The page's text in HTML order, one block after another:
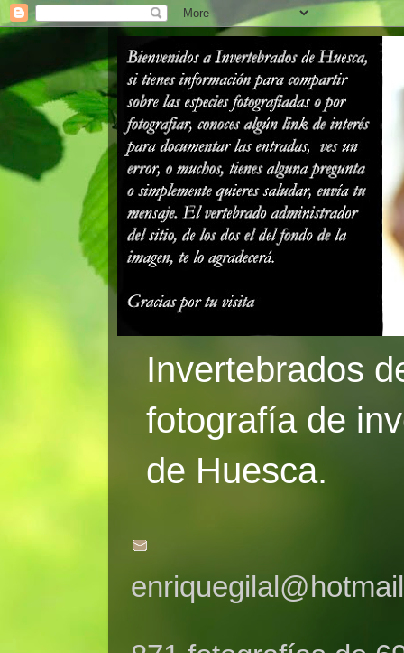
Invertebrados
fotografía de
de Huesca.